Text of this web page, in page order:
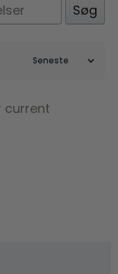
Søg
current